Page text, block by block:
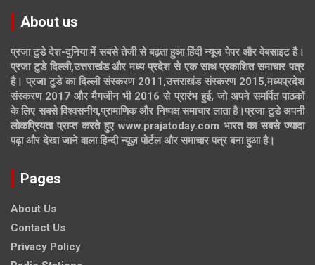
About us
प्रजा टुडे देश-दुनिया में सबसे तेजी से बढ़ता हुआ हिंदी न्यूज पेपर और वेबसाइट है।
प्रजा टुडे दिल्ली,उत्तराखंड और मध्य प्रदेश से एक साथ प्रकाशित समाचार पत्र
है। प्रजा टुडे का दिल्ली संस्करण 2011,उत्तराखंड संस्करण 2015,मध्यप्रदेश
संस्करण 2017 और मैगजीन भी 2016 से प्रारंभ हुई, जो अपने समर्पित पाठकों
के लिए सबसे विश्वसनीय,प्रामाणिक और निष्पक्ष समाचार लाता है।प्रजा टुडे अपनी
लोकप्रियता प्राप्त करते हुए www.prajatoday.com भारत का सबसे ज्यादा
पढ़ा और देखा जाने वाला हिन्दी न्यूज़ पोर्टल और समाचार पत्र बना हुआ है।
Pages
About Us
Contact Us
Privacy Policy